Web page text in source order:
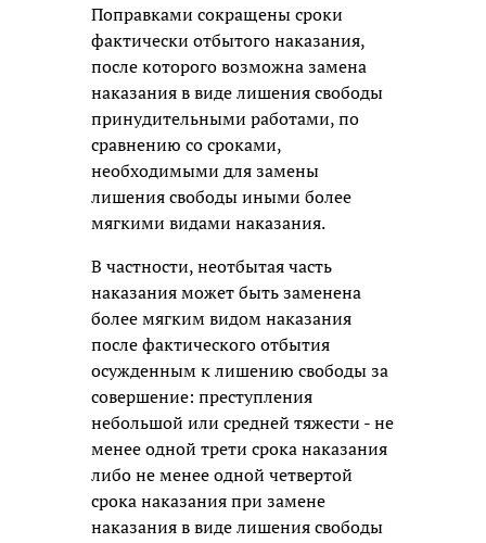
Поправками сокращены сроки
фактически отбытого наказания,
после которого возможна замена
наказания в виде лишения свободы
принудительными работами, по
сравнению со сроками,
необходимыми для замены
лишения свободы иными более
мягкими видами наказания.
В частности, неотбытая часть
наказания может быть заменена
более мягким видом наказания
после фактического отбытия
осужденным к лишению свободы за
совершение: преступления
небольшой или средней тяжести - не
менее одной трети срока наказания
либо не менее одной четвертой
срока наказания при замене
наказания в виде лишения свободы